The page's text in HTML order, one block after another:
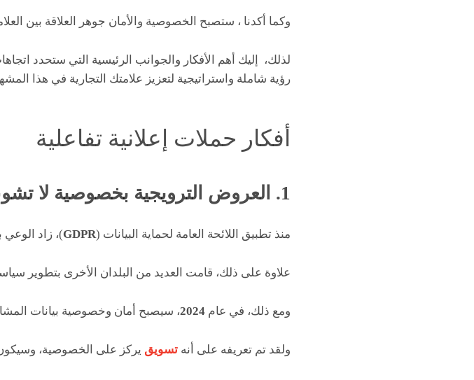
وكما أكدنا ، ستصبح الخصوصية والأمان جوهر العلاقة بين
لذلك، إليك أهم الأفكار والجوانب الرئيسية التي ستحدد
رؤية شاملة واستراتيجية لتعزيز علامتك التجارية في هذا
أفكار حملات إعلانية تفاعلية
1. العروض الترويجية بخصوصية لا تشوبها شائبة
منذ تطبيق اللائحة العامة لحماية البيانات (GDPR)، زاد
علاوة على ذلك، قامت العديد من البلدان الأخرى بتطوير
ومع ذلك، في عام 2024، سيصبح أمان وخصوصية بيانات
ولقد تم تعريفه على أنه تسويق يركز على الخصوصية، وسيكون